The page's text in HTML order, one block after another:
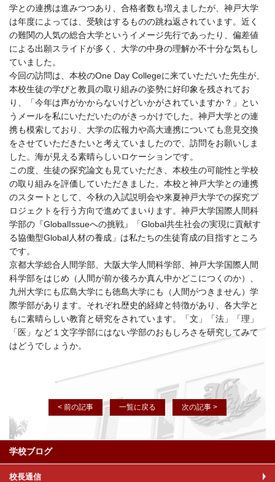
学との連携は進みつつあり、合格者数も増えましたが、神戸大学
は年度によっては、受験はするものの跳ね返されています。近く
の難関の人気の総合大学というイメージ先行であったり、偏差値
による出願スライドが多く、大学の中身の理解か不十分な気もし
ていました。
今回の訪問は、本校のOne Day Collegeに来ていただいた先生が、
本校生徒の学びと教員の取り組みの姿勢に好印象を残されてお
り、「今年は声がかからないけどいかがされていますか？」とい
うメールを私にいただいたのがきっかけでした。神戸大学との連
携も模索しており、大学の広報力や高大連携についても意見交換
をさせていただきたいと考えていましたので、訪問をお願いしま
した。海が見える素晴らしいロケーションです。
この度、生徒の探究論文も見ていただき、本校生の可能性と学校
の取り組みを評価していただきました。本校と神戸大学との連携
のスタートとして、今秋の入試説明会や来夏神戸大学での探究プ
ロジェクトを行う方向で進めてまいります。神戸大学国際人間科
学部の『GlobalIssueへの挑戦』「Global共生社会の実現に貢献す
る協働型Global人材の養成」は私たちの生徒育成の目指すところ
です。
京都大学総合人間学部、大阪大学人間科学部、神戸大学国際人間
科学部をはじめ（人間が前か後ろか真ん中かどこにつくのか）、
九州大学にも広島大学にも徳島大学にも（人間がつきません）学
際学部があります。それぞれ歴史的経緯と特徴があり、各大学と
もに素晴らしい教育と研究をされています。「文」「法」「理」
「医」など１文字学部にはない学部のおもしろさを研究してみて
はどうでしょうか。
< 前の記事 一覧に戻る 次の記事 >
学校ブログ
校長通信